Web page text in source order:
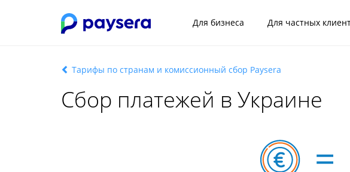
Для бизнеса Для частных
Тарифы по странам и комиссионный сбор Paysera
Сбор платежей в Украине